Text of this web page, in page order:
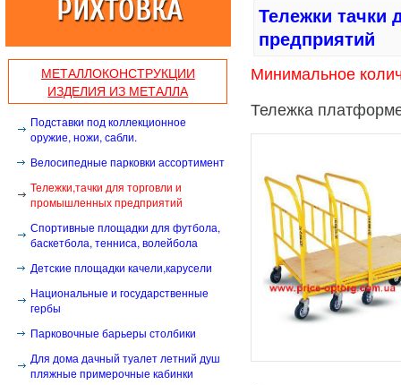
МЕТАЛЛОКОНСТРУКЦИИ
ИЗДЕЛИЯ ИЗ МЕТАЛЛА
Подставки под коллекционное
оружие, ножи, сабли.
Велосипедные парковки ассортимент
Тележки,тачки для торговли и
промышленных предприятий
Спортивные площадки для футбола,
баскетбола, тенниса, волейбола
Детские площадки качели,карусели
Национальные и государственные
гербы
Парковочные барьеры столбики
Для дома дачный туалет летний душ
пляжные примерочные кабинки
Тележки
предприятий
Минимальное
Тележка